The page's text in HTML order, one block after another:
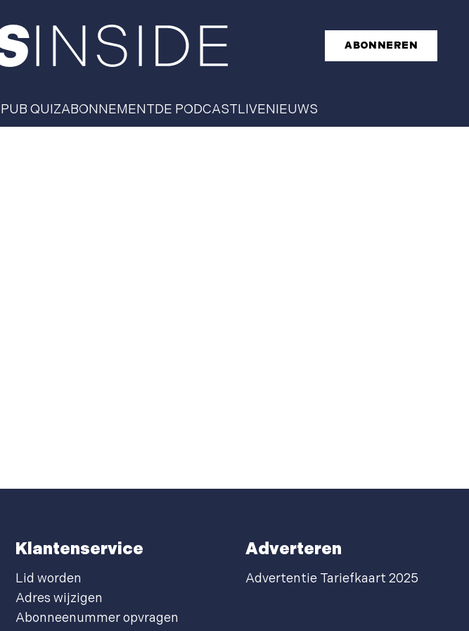
ABONNEREN
PUB QUIZABONNEMENTDE PODCASTLIVENIEUWS
Klantenservice
Lid worden
Adres wijzigen
Abonneenummer opvragen
Adverteren
Advertentie Tariefkaart 2025